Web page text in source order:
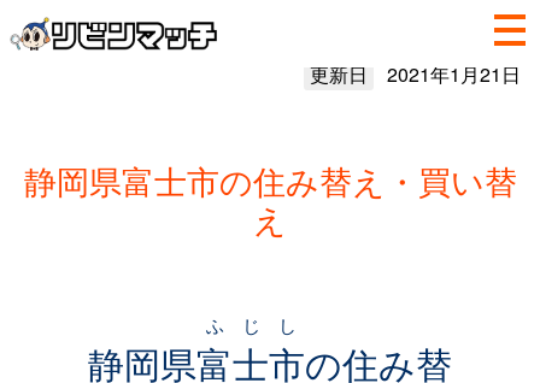
更新日 2021年1月21日
静岡県富士市の住み替え・買い替
え
静岡県富士市
ふじし
の住み替